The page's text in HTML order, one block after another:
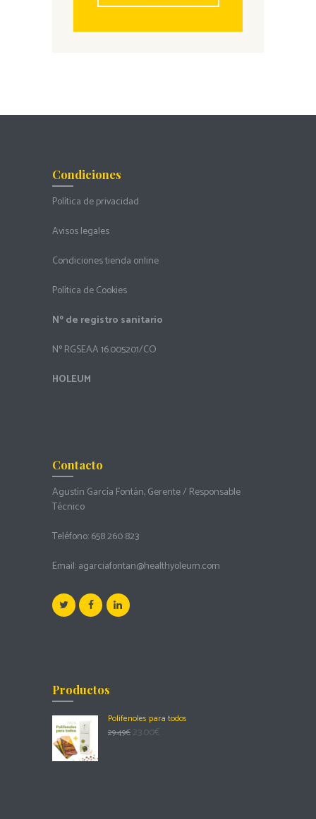
Condiciones
Política de privacidad
Avisos legales
Condiciones tienda online
Política de Cookies
Nº de registro sanitario
Nº RGSEAA 16.005201/CO
HOLEUM
Contacto
Agustín García Fontán, Gerente / Responsable
Técnico
Teléfono:658 260 823
Email:agarciafontan@healthyoleum.com
Productos
Polifenoles para todos
29.49€ 23.00€